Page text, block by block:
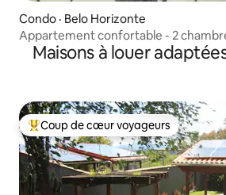
Condo · Belo Horizonte
Appartement confortable - 2
Horizonte
Maisons à louer
Coup de cœur voyageurs parmi les
Coup de cœur voyageurs